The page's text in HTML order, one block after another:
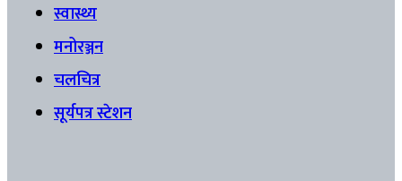
स्वास्थ्य
मनोरञ्जन
चलचित्र
सूर्यपत्र स्टेशन